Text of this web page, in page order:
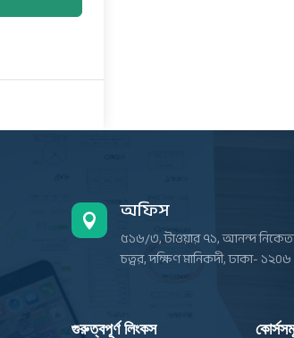
 অফিস
৫১৬/৩, টাওয়ার ৭১, আনন্দ
চত্বর, দক্ষিণ মানিকদী, ঢাকা- ১২০৬
গুরুত্বপূর্ণ লিংকস